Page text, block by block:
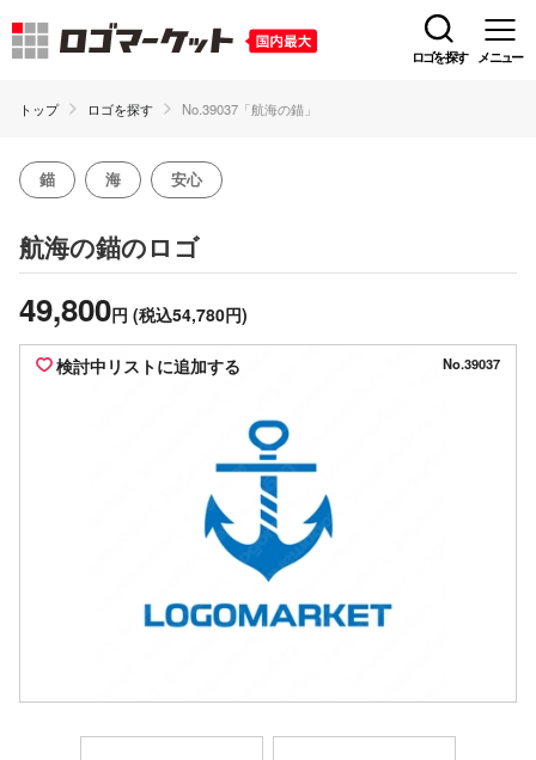
ロゴを探す メニュー
トップ ロゴを探す No.39037「航海の錨」
錨 海 安心
航海の錨のロゴ
49,800円 (税込54,780円)
検討中リストに追加する No.39037